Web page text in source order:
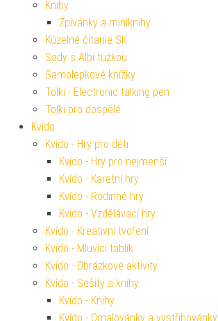
Knihy
Zpívánky a miniknihy
Kúzelné čítanie SK
Sady s Albi tužkou
Samolepkové knížky
Tolki - Electronic talking pen
Tolki pro dospělé
Kvído
Kvído - Hry pro děti
Kvído - Hry pro nejmenší
Kvído - Karetní hry
Kvído - Rodinné hry
Kvído - Vzdělávací hry
Kvído - Kreativní tvoření
Kvído - Mluvící tablík
Kvído - Obrázkové aktivity
Kvído - Sešity a knihy
Kvído - Knihy
Kvído - Omalovánky a vystřihovánky